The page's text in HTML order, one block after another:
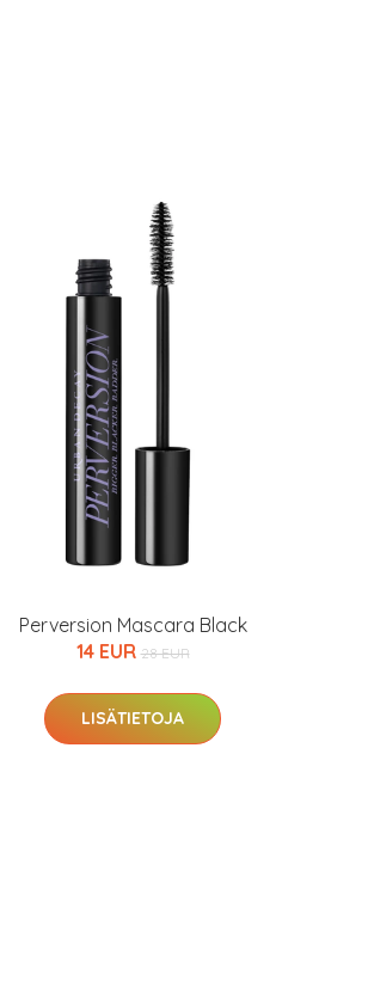
Perversion Mascara Black
14 EUR 28 EUR
LISÄTIETOJA